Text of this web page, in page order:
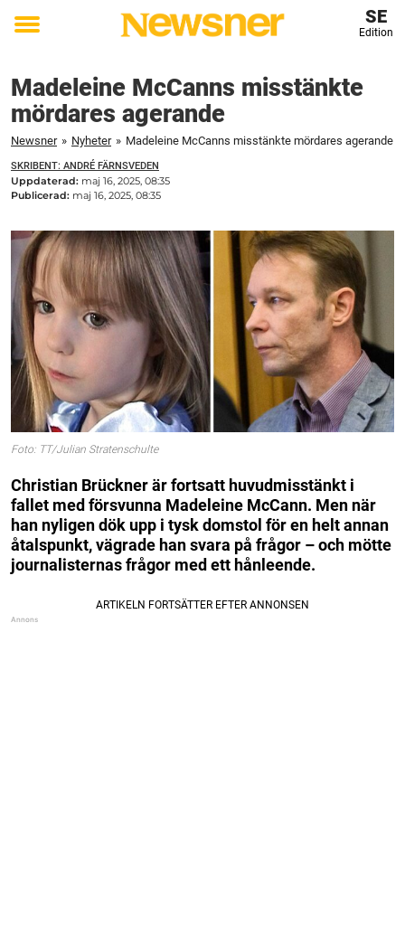
Toggle
SE
Edition
Madeleine McCanns misstänkte
mördares agerande
Newsner » Nyheter » Madeleine McCanns misstänkte mördares agerande
SKRIBENT: ANDRÉ FÄRNSVEDEN
Uppdaterad: maj 16, 2025, 08:35
Publicerad: maj 16, 2025, 08:35
Foto: TT/Julian Stratenschulte
Christian Brückner är fortsatt huvudmisstänkt i
fallet med försvunna Madeleine McCann. Men när
han nyligen dök upp i tysk domstol för en helt annan
åtalspunkt, vägrade han svara på frågor – och mötte
journalisternas frågor med ett hånleende.